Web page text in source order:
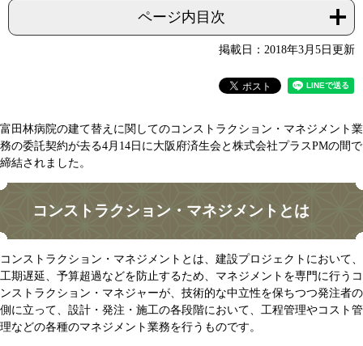
ページ内目次
掲載日：2018年3月5日更新
富田林病院の建て替えに関してのコンストラクション・マネジメント業
務の委託契約が去る4月14日に大阪府済生会と株式会社プラスPMの間で
締結されました。
コンストラクション・マネジメントとは
コンストラクション・マネジメントとは、建設プロジェクトにおいて、
工期遅延、予算超過などを防止するため、マネジメントを専門に行うコ
ンストラクション・マネジャーが、技術的な中立性を保ちつつ発注者の
側に立って、設計・発注・施工の各段階において、工程管理やコスト管
理などの各種のマネジメント業務を行うものです。